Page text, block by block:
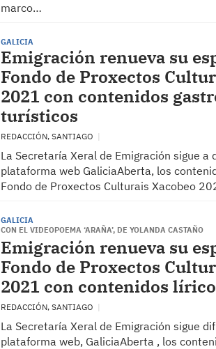
marco…
GALICIA
Emigración renueva su
Fondo de Proxectos
2021 con contenidos
turísticos
REDACCIÓN, SANTIAGO
La Secretaría Xeral de Emigración sigue a
plataforma web GaliciaAberta, los
Fondo de Proxectos Culturais Xacobeo
GALICIA
CON EL VIDEOPOEMA ‘ARAÑA’, DE YOLANDA CASTAÑO
Emigración renueva su
Fondo de Proxectos
2021 con contenidos
REDACCIÓN, SANTIAGO
La Secretaría Xeral de Emigración sigue
plataforma web, GaliciaAberta , los